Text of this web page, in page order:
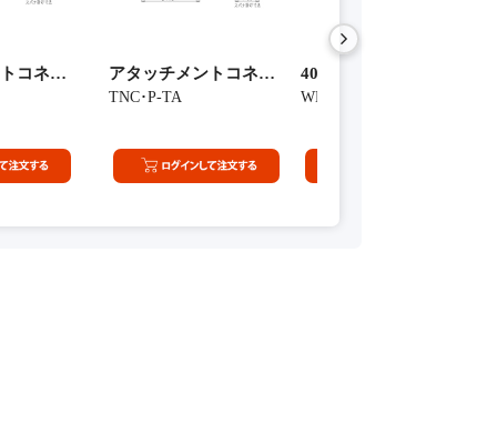
コネクター(BNCP型)アタッチメントコネクター(TNCP型)
TNC･P-TA
400MHz帯 車載用穴開け
WH-450B-09 f:310-330